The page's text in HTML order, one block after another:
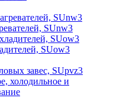
SUnw3
SUow3
завес, SUpvz3
холодильное и